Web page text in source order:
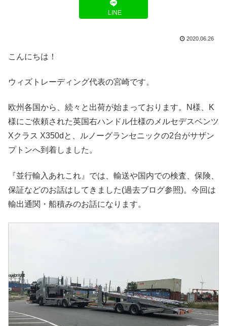
LINE
2020.06.26
こんにちは！
ウィズトレーディング代表の宮崎です。
欧州各国から、続々と出荷が始まっております。N様、K
様にご依頼された英国右ハンドル仕様のメルセデスベンツ
Xクラス X350dと、ルノーグランセニックの2台がサザン
プトンへ到着しました。
『並行輸入あれこれ』では、輸送や国内での検査、保険、
保証などのお話はしてきました(過去ブログ参照)。今回は
輸出通関・船積みのお話になります。